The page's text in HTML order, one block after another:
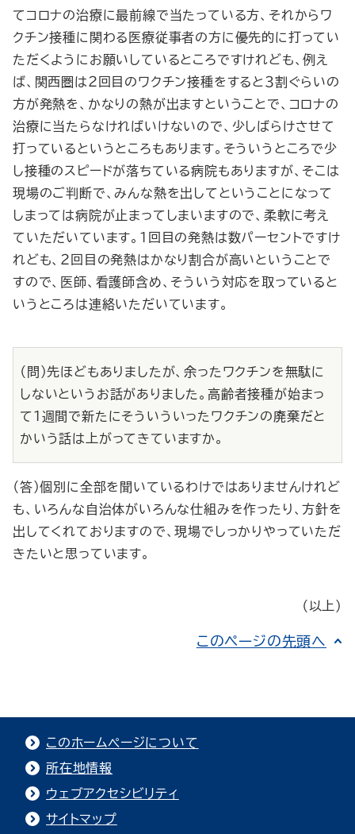
てコロナの治療に最前線で当たっている方、それからワ
クチン接種に関わる医療従事者の方に優先的に打ってい
ただくようにお願いしているところですけれども、例え
ば、関西圏は２回目のワクチン接種をすると３割ぐらいの
方が発熱を、かなりの熱が出ますということで、コロナの
治療に当たらなければいけないので、少しばらけさせて
打っているというところもあります。そういうところで少
し接種のスピードが落ちている病院もありますが、そこは
現場のご判断で、みんな熱を出してということになって
しまっては病院が止まってしまいますので、柔軟に考え
ていただいています。１回目の発熱は数パーセントですけ
れども、２回目の発熱はかなり割合が高いということで
すので、医師、看護師含め、そういう対応を取っていると
いうところは連絡いただいています。
（問）先ほどもありましたが、余ったワクチンを無駄に
しないというお話がありました。高齢者接種が始まっ
て１週間で新たにそういういったワクチンの廃棄だと
かいう話は上がってきていますか。
（答）個別に全部を聞いているわけではありませんけれど
も、いろんな自治体がいろんな仕組みを作ったり、方針を
出してくれておりますので、現場でしっかりやっていただ
きたいと思っています。
（以上）
このページの先頭へ
このホームページについて
所在地情報
ウェブアクセシビリティ
サイトマップ